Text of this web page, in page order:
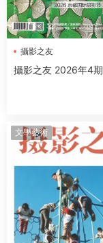
攝影之友
攝影之友 2026年4期
文學藝術